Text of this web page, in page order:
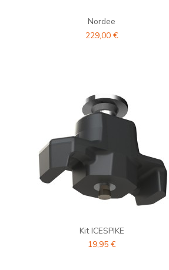
Nordee
229,00 €
Kit ICESPIKE
19,95 €